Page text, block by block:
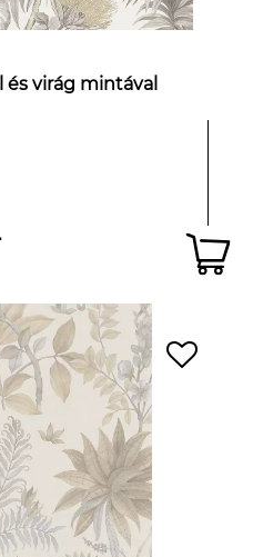
virág mintával